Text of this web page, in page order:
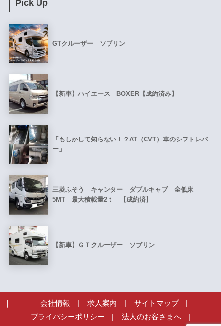
Pick Up
GTクルーザー ソブリン
【新車】ハイエース BOXER【成約済み】
「もしかして知らない！？AT（CVT）車のシフトレバ
ー」
三菱ふそう キャンター ダブルキャブ 全低床
5MT 最大積載量2ｔ 【成約済】
【新車】ＧＴクルーザー ソブリン
会社情報 求人案内 サイトマップ|
プライバシーポリシー
法人のお客さまへ